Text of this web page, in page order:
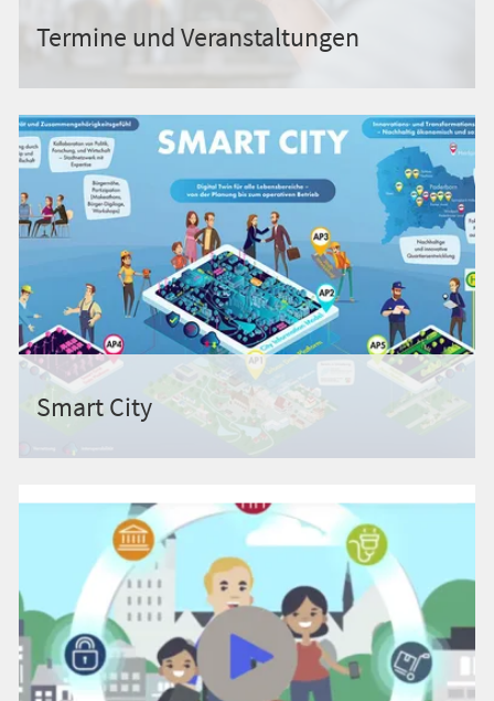
Termine und Veranstaltungen
Smart City